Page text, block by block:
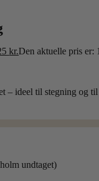
kr.Den aktuelle pris er:
– ideel til stegning og til
undtaget)